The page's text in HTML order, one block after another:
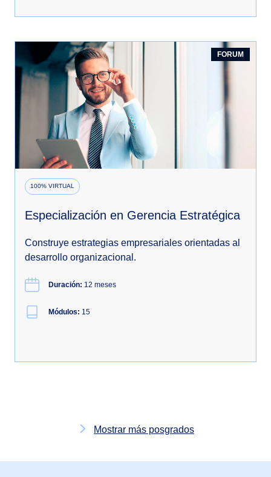
FORUM
100% VIRTUAL
Especialización en Gerencia Estratégica
Construye estrategias empresariales orientadas al
desarrollo organizacional.
Duración: 12 meses
Módulos: 15
Mostrar más posgrados